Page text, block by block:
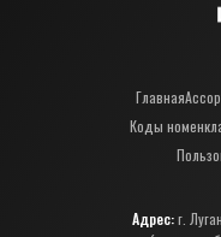
Главная
Коды
Адрес:г.